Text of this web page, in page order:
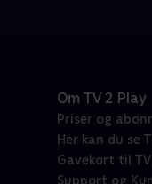
Om TV 2 Play
Priser og
Her kan du se
Gavekort til TV
Support og